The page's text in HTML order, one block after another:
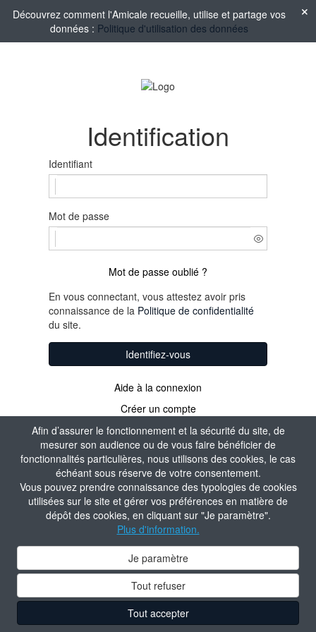
Afin d’assurer le fonctionnement et la sécurité du site, de
mesurer son audience ou de vous faire bénéficier de
fonctionnalités particulières, nous utilisons des cookies, le cas
échéant sous réserve de votre consentement.
Vous pouvez prendre connaissance des typologies de cookies
utilisées sur le site et gérer vos préférences en matière de
dépôt des cookies, en cliquant sur "Je paramètre".
Plus d'information.
Je paramètre
Tout refuser
Tout accepter
Découvrez comment l'Amicale recueille, utilise et partage vos
données : Politique d'utilisation des données
Identification
Identifiant
Mot de passe
Mot de passe oublié ?
En vous connectant, vous attestez avoir pris
connaissance de la Politique de confidentialité
du site.
Identifiez-vous
Aide à la connexion
Créer un compte